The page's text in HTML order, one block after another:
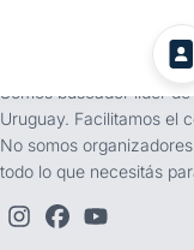
tufiesta.com.uy
Somos buscador líder
Uruguay. Facilitamos el
No somos
todo lo que necesitás